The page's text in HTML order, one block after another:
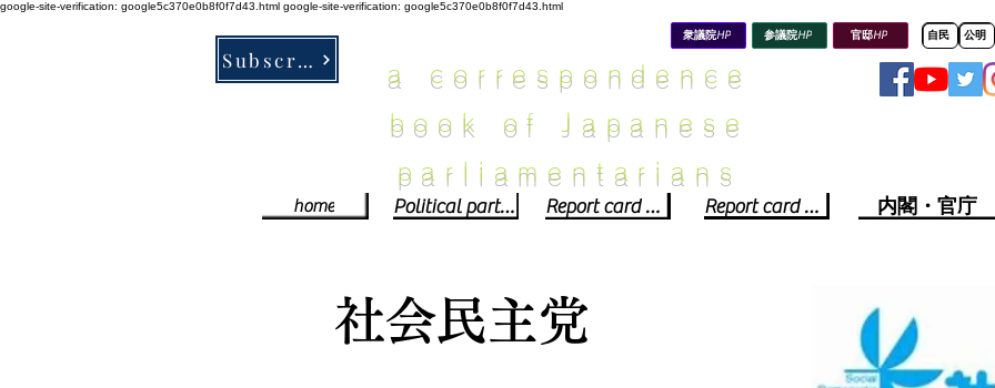
google-site-verification: google5c370e0b8f0f7d43.html google-site-verification: google5c370e0b8f0f7d43.html
Subscribe
衆議院HP 参議院HP
a correspondence
book of Japanese
parliamentarians​
home Political party report card Report card of the House of Representatives Report card of the Upper House
官邸HP 自民 公明
内閣・官庁
社会民主党